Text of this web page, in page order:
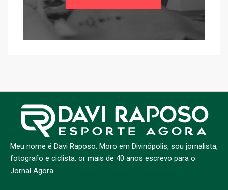
Meu nome é Davi Raposo. Moro em Divinópolis, sou jornalista,
fotografo e ciclista. or mais de 40 anos escrevo para o
Jornal Agora.